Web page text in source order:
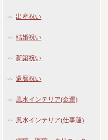
出産祝い
結婚祝い
新築祝い
還暦祝い
風水インテリア(金運)
風水インテリア(仕事運)